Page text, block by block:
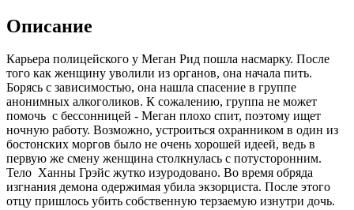
Описание
Карьера полицейского у Меган Рид пошла насмарку. После
того как женщину уволили из органов, она начала пить.
Борясь с зависимостью, она нашла спасение в группе
анонимных алкоголиков. К сожалению, группа не может
помочь с бессонницей - Меган плохо спит, поэтому ищет
ночную работу. Возможно, устроиться охранником в один из
бостонских моргов было не очень хорошей идеей, ведь в
первую же смену женщина столкнулась с потусторонним.
Тело Ханны Грэйс жутко изуродовано. Во время обряда
изгнания демона одержимая убила экзорциста. После этого
отцу пришлось убить собственную терзаемую изнутри дочь.